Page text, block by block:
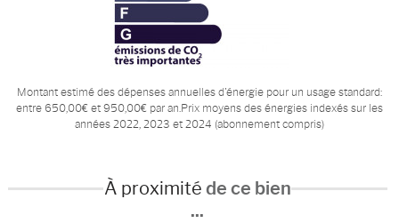
Montant estimé des dépenses annuelles d'énergie pour un usage standard:
entre 650,00€ et 950,00€ par an.Prix moyens des énergies indexés sur les
années 2022, 2023 et 2024 (abonnement compris)
À proximité de ce bien
...